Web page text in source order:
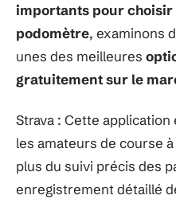
importants pour
podomètre, examinons
unes des meilleures
gratuitement sur le
Strava : Cette
les amateurs de course
plus du suivi précis des
enregistrement détaillé